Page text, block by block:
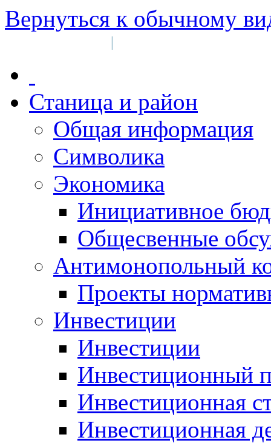
Вернуться к обычному
|
Станица и район
Общая информация
Символика
Экономика
Инициативное
Общесвенные
Антимонопольный
Проекты
Инвестиции
Инвестиции
Инвестиционный
Инвестиционная
Инвестиционная